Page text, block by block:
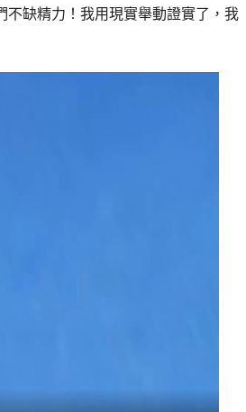
缺精力！我用現實舉動證實了，我